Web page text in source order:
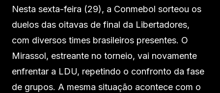
Nesta sexta-feira (29), a Conmebol sorteou os
duelos das oitavas de final da Libertadores,
com diversos times brasileiros presentes. O
Mirassol, estreante no torneio, vai novamente
enfrentar a LDU, repetindo o confronto da fase
de grupos. A mesma situação acontece com o